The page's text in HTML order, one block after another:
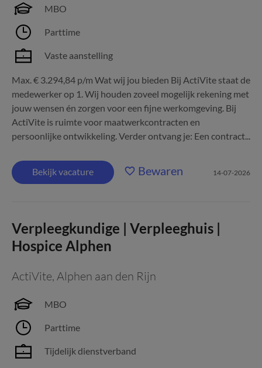
MBO
Parttime
Vaste aanstelling
Max. € 3.294,84 p/m Wat wij jou bieden Bij ActiVite staat de
medewerker op 1. Wij houden zoveel mogelijk rekening met
jouw wensen én zorgen voor een fijne werkomgeving. Bij
ActiVite is ruimte voor maatwerkcontracten en
persoonlijke ontwikkeling. Verder ontvang je: Een contract...
Bekijk vacature Bewaren 14-07-2026
Verpleegkundige | Verpleeghuis |
Hospice Alphen
ActiVite, Alphen aan den Rijn
MBO
Parttime
Tijdelijk dienstverband